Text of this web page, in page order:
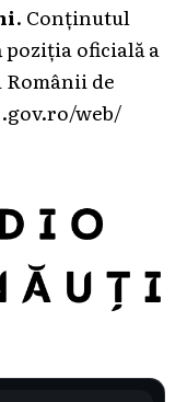
. Conținutul
oficială a
de
web/